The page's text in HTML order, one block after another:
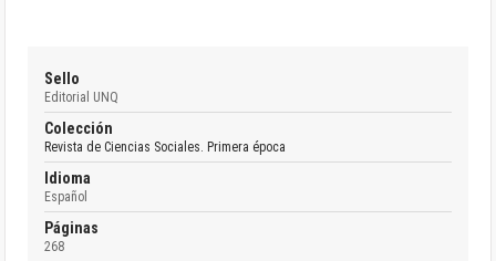
Sello
Editorial UNQ
Colección
Revista de Ciencias Sociales. Primera época
Idioma
Español
Páginas
268